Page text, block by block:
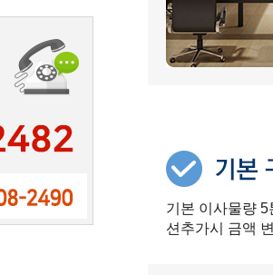
기본 이사물량
션추가시 금액